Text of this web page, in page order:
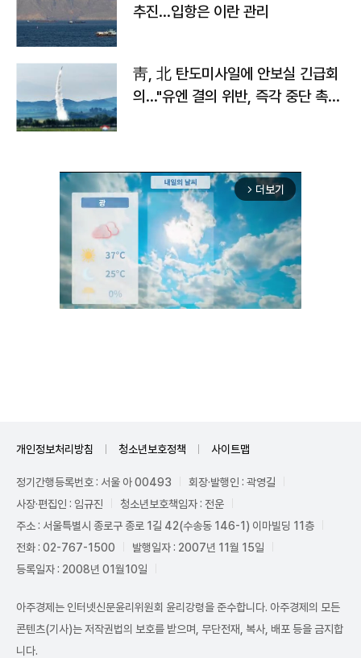
추진…입항은 이란 관리
靑, 北 탄도미사일에 안보실 긴급회
의…"유엔 결의 위반, 즉각 중단 촉
arrow_forward_ios 더보기
개인정보처리방침 청소년보호정책 사이트맵
정기간행등록번호 : 서울 아 00493
회장·발행인 : 곽영길
사장·편집인 : 임규진
청소년보호책임자 : 전운
주소 : 서울특별시 종로구 종로 1길 42(수송동 146-1) 이마빌딩 11층
전화 : 02-767-1500
발행일자 : 2007년 11월 15일
등록일자 : 2008년 01월10일
아주경제는 인터넷신문윤리위원회 윤리강령을 준수합니다. 아주경제의 모든
콘텐츠(기사)는 저작권법의 보호를 받으며, 무단전재, 복사, 배포 등을 금지합
니다.